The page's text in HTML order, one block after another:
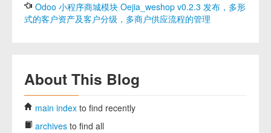
Odoo 小程序商城模块 Oejia_weshop v0.2.3 发布，多形
式的客户资产及客户分级，多商户供应流程的管理
About This Blog
main index to find recently
archives to find all